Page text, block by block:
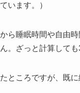
います。）
ら睡眠時間や自由
。ざっと計算しても
ところですが、既